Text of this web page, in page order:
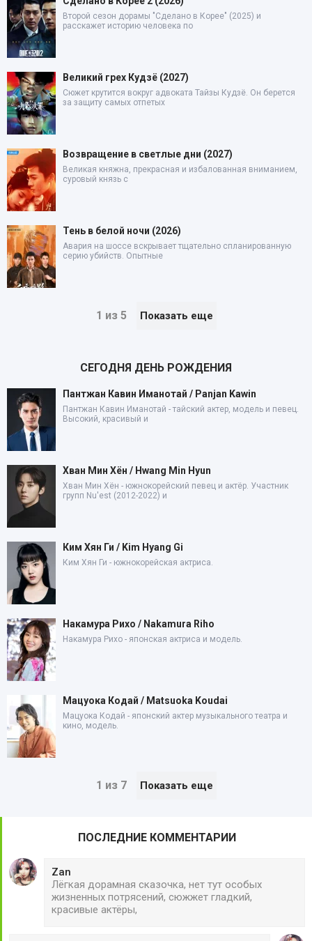
Второй сезон дорамы "Сделано в Корее" (2025) и
расскажет историю человека по
Великий грех Кудзё (2027)
Сюжет крутится вокруг адвоката Тайзы Кудзё. Он берется
за защиту самых отпетых
Возвращение в светлые дни (2027)
Великая княжна, прекрасная и избалованная вниманием,
суровый князь с
Тень в белой ночи (2026)
Авария на шоссе вскрывает тщательно спланированную
серию убийств. Опытные
1 из 5 Показать еще
СЕГОДНЯ ДЕНЬ РОЖДЕНИЯ
Пантжан Кавин Иманотай / Panjan Kawin
Пантжан Кавин Иманотай - тайский актер, модель и певец.
Высокий, красивый и
Хван Мин Хён / Hwang Min Hyun
Хван Мин Хён - южнокорейский певец и актёр. Участник
групп Nu'est (2012-2022) и
Ким Хян Ги / Kim Hyang Gi
Ким Хян Ги - южнокорейская актриса.
Накамура Рихо / Nakamura Riho
Накамура Рихо - японская актриса и модель.
Мацуока Кодай / Matsuoka Koudai
Мацуока Кодай - японский актер музыкального театра и
кино, модель.
1 из 7 Показать еще
ПОСЛЕДНИЕ КОММЕНТАРИИ
Zan
Лёгкая дорамная сказочка, нет тут особых
жизненных потрясений, сюжжет гладкий,
красивые актёры,